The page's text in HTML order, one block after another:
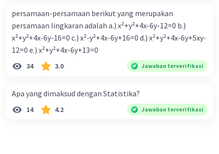
persamaan-persamaan berikut yang merupakan
persamaan lingkaran adalah a.) x²+y²+4x-6y-12=0 b.)
x²+y²+4x-6y-16=0 c.) x²-y²+4x-6y+16=0 d.) x²+y²+4x-6y+5xy-
12=0 e.) x²+y²+4x-6y+13=0
34 3.0 Jawaban terverifikasi
Apa yang dimaksud dengan Statistika?
14 4.2 Jawaban terverifikasi